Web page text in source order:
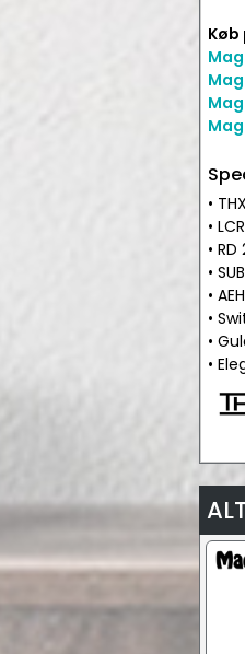
•
•
•
•
•
•
•
•